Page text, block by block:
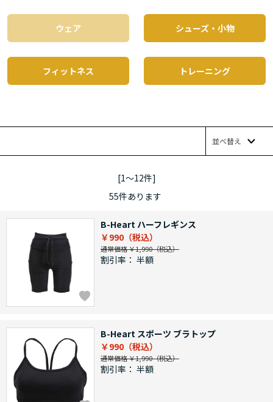
ウェア シューズ・小物
フィットネス トレーニング
並べ替え
[1～12件]
55件あります
B-Heart ハーフレギンス
￥990
通常価格 ￥1,990
割引率： 半額
B-Heart スポーツ ブラトップ
￥990
通常価格 ￥1,990
割引率： 半額